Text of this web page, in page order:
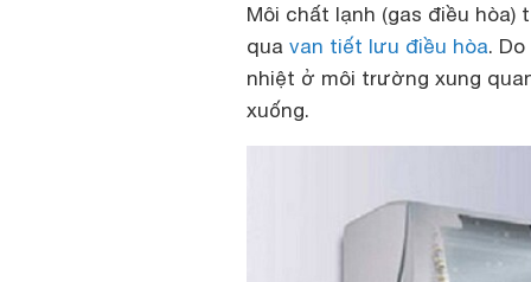
Môi chất lạnh (gas điều
qua van tiết lưu điều hòa.
nhiệt ở môi trường xung
xuống.